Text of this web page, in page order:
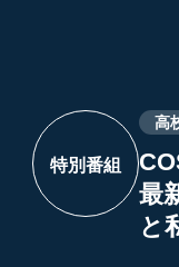
特別番組
高
最
と